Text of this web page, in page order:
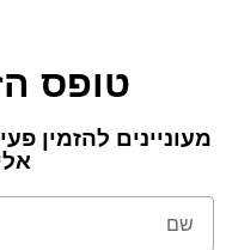
טופס
מעוניינים להזמין